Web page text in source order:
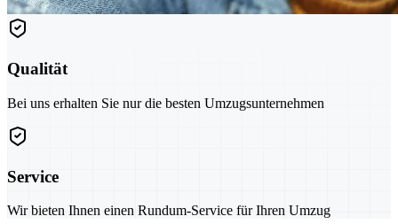
Qualität
Bei uns erhalten Sie nur die besten Umzugsunternehmen
Service
Wir bieten Ihnen einen Rundum-Service für Ihren Umzug